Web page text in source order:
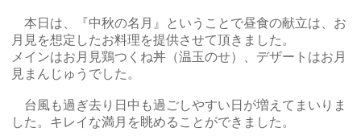
本日は、『中秋の名月』ということで昼食の献立は、お
月見を想定したお料理を提供させて頂きました。
メインはお月見鶏つくね丼（温玉のせ）、デザートはお月
見まんじゅうでした。
台風も過ぎ去り日中も過ごしやすい日が増えてまいりま
した。キレイな満月を眺めることができました。